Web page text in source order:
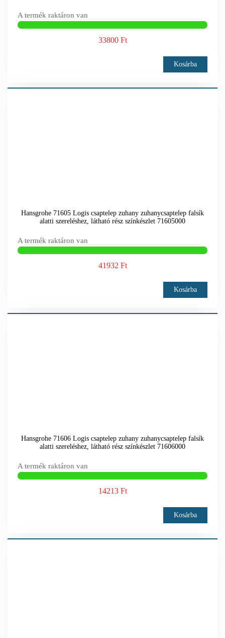
A termék raktáron van
33800 Ft
Kosárba
Hansgrohe 71605 Logis csaptelep zuhany zuhanycsaptelep falsík
alatti szereléshez, látható rész színkészlet 71605000
A termék raktáron van
41932 Ft
Kosárba
Hansgrohe 71606 Logis csaptelep zuhany zuhanycsaptelep falsík
alatti szereléshez, látható rész színkészlet 71606000
A termék raktáron van
14213 Ft
Kosárba